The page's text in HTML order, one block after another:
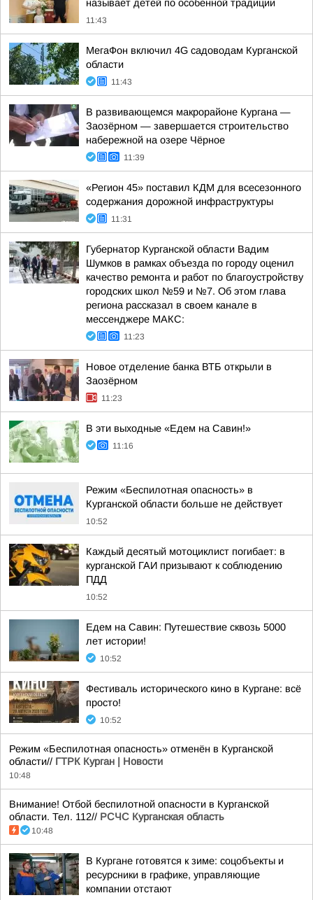
называет детей по особенной традиции
11:43
МегаФон включил 4G садоводам Курганской
области
11:43
В развивающемся макрорайоне Кургана —
Заозёрном — завершается строительство
набережной на озере Чёрное
11:39
«Регион 45» поставил КДМ для всесезонного
содержания дорожной инфраструктуры
11:31
Губернатор Курганской области Вадим
Шумков в рамках объезда по городу оценил
качество ремонта и работ по благоустройству
городских школ №59 и №7. Об этом глава
региона рассказал в своем канале в
мессенджере МАКС:
11:23
Новое отделение банка ВТБ открыли в
Заозёрном
11:23
В эти выходные «Едем на Савин!»
11:16
Режим «Беспилотная опасность» в
Курганской области больше не действует
10:52
Каждый десятый мотоциклист погибает: в
курганской ГАИ призывают к соблюдению
ПДД
10:52
Едем на Савин: Путешествие сквозь 5000
лет истории!
10:52
Фестиваль исторического кино в Кургане: всё
просто!
10:52
Режим «Беспилотная опасность» отменён в Курганской
области// ГТРК Курган | Новости
10:48
Внимание! Отбой беспилотной опасности в Курганской
области. Тел. 112// РСЧС Курганская область
10:48
В Кургане готовятся к зиме: соцобъекты и
ресурсники в графике, управляющие
компании отстают